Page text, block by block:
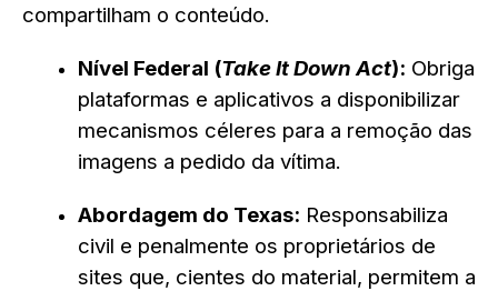
compartilham o conteúdo.
Nível Federal (Take It Down Act): Obriga
plataformas e aplicativos a disponibilizar
mecanismos céleres para a remoção das
imagens a pedido da vítima.
Abordagem do Texas: Responsabiliza
civil e penalmente os proprietários de
sites que, cientes do material, permitem a